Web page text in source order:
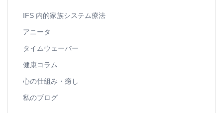
IFS 内的家族システム療法
アニータ
タイムウェーバー
健康コラム
心の仕組み・癒し
私のブログ